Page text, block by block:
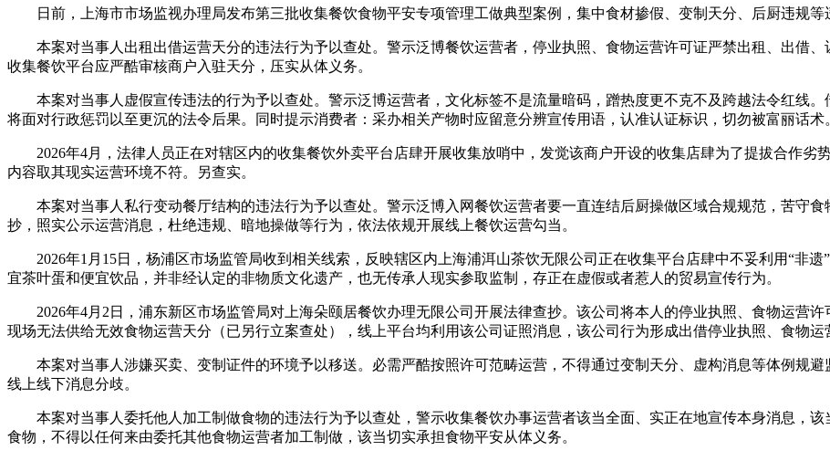
日前，上海市市场监视办理局发布第三批收集餐饮食物平安专项管理工做典型案例，集中食材掺假、变制天分、后厨违规等
本案对当事人出租出借运营天分的违法行为予以查处。警示泛博餐饮运营者，停业执照、食物运营许可证严禁出租、出借、
收集餐饮平台应严酷审核商户入驻天分，压实从体义务。
本案对当事人虚假宣传违法的行为予以查处。警示泛博运营者，文化标签不是流量暗码，蹭热度更不克不及跨越法令红线。
将面对行政惩罚以至更沉的法令后果。同时提示消费者：采办相关产物时应留意分辨宣传用语，认准认证标识，切勿被富丽话术
2026年4月，法律人员正在对辖区内的收集餐饮外卖平台店肆开展收集放哨中，发觉该商户开设的收集店肆为了提拔合作劣
内容取其现实运营环境不符。另查实。
本案对当事人私行变动餐厅结构的违法行为予以查处。警示泛博入网餐饮运营者要一直连结后厨操做区域合规规范，苦守食
抄，照实公示运营消息，杜绝违规、暗地操做等行为，依法依规开展线上餐饮运营勾当。
2026年1月15日，杨浦区市场监管局收到相关线索，反映辖区内上海浦洱山茶饮无限公司正在收集平台店肆中不妥利用“非遗
宜茶叶蛋和便宜饮品，并非经认定的非物质文化遗产，也无传承人现实参取监制，存正在虚假或者惹人的贸易宣传行为。
2026年4月2日，浦东新区市场监管局对上海朵颐居餐饮办理无限公司开展法律查抄。该公司将本人的停业执照、食物运营
现场无法供给无效食物运营天分（已另行立案查处），线上平台均利用该公司证照消息，该公司行为形成出借停业执照、食物运
本案对当事人涉嫌买卖、变制证件的环境予以移送。必需严酷按照许可范畴运营，不得通过变制天分、虚构消息等体例规避
线上线下消息分歧。
本案对当事人委托他人加工制做食物的违法行为予以查处，警示收集餐饮办事运营者该当全面、实正在地宣传本身消息，该
食物，不得以任何来由委托其他食物运营者加工制做，该当切实承担食物平安从体义务。